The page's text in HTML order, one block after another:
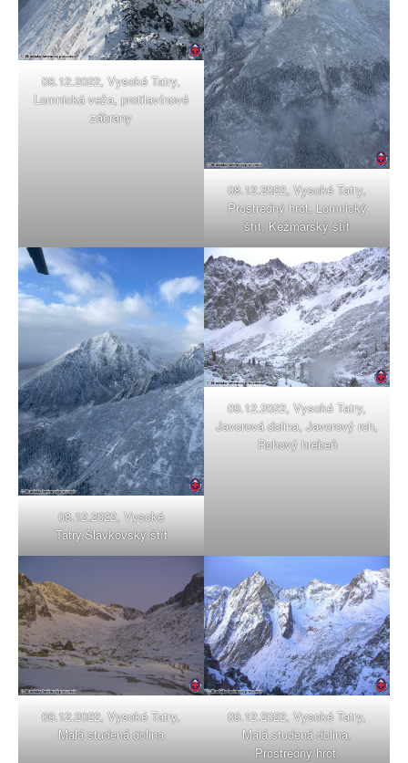
08.12.2022, Vysoké Tatry,
Lomnická veža, protilavínové
zábrany
08.12.2022, Vysoké Tatry,
Prostredný hrot, Lomnický
štít, Kežmarský štít
08.12.2022, Vysoké
Tatry,Slavkovský štít
09.12.2022, Vysoké Tatry,
Javorová dolina, Javorový roh,
Rohový hrebeň
09.12.2022, Vysoké Tatry,
Malá studená dolina
09.12.2022, Vysoké Tatry,
Malá studená dolina,
Prostredný hrot,